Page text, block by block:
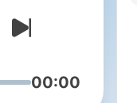
00:00